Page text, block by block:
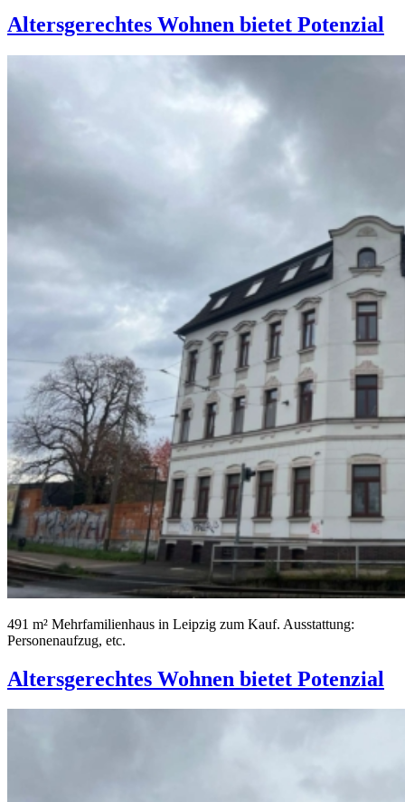
Altersgerechtes Wohnen bietet Potenzial
491 m² Mehrfamilienhaus in Leipzig zum Kauf. Ausstattung:
Personenaufzug, etc.
Altersgerechtes Wohnen bietet Potenzial